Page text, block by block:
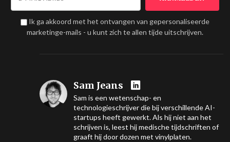
Ik ga akkoord met het ontvangen van gepersonaliseerde
marketinge-mails - u kunt zich te allen tijde uitschrijven.
Sam Jeans
Sam is een wetenschap- en
technologieschrijver die bij verschillende AI-
startups heeft gewerkt. Als hij niet aan het
schrijven is, leest hij medische tijdschriften of
graaft hij door dozen met vinylplaten.